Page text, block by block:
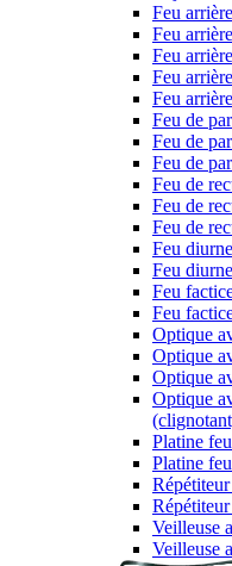
Feu
Feu
Feu
Feu
Feu
Feu de
Feu de
Feu de
Feu de
Feu de
Feu de
Feu
Feu
Feu
Feu
Optique
Optique
Optique
Optique
Platine
Platine
Veilleuse
Veilleuse